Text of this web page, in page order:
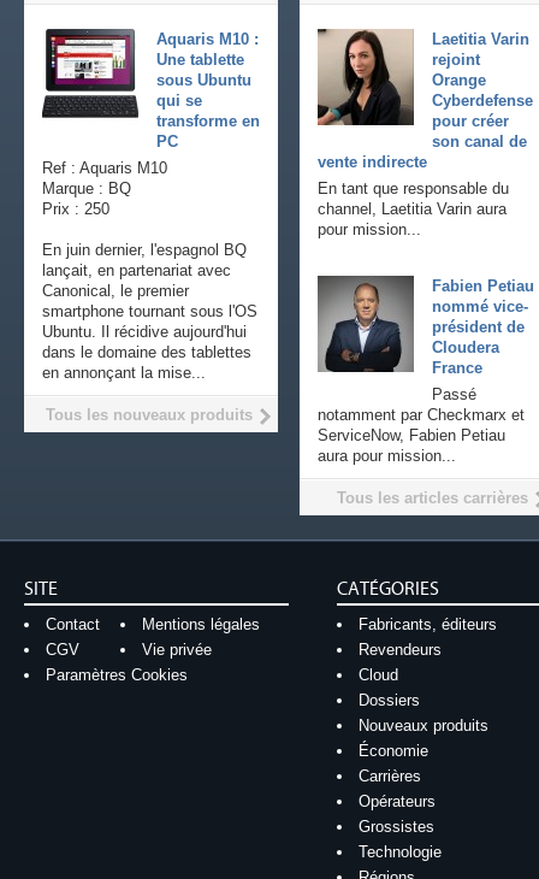
Laetitia Varin
rejoint
Orange
Cyberdefense
pour créer
son canal de
vente indirecte
En tant que responsable du
channel, Laetitia Varin aura
pour mission...
Fabien Petiau
nommé vice-
président de
Cloudera
France
Passé
notamment par Checkmarx et
ServiceNow, Fabien Petiau
aura pour mission...
Tous les articles carrières
Aquaris M10 :
Une tablette
sous Ubuntu
qui se
transforme en
PC
Ref : Aquaris M10
Marque : BQ
Prix : 250
En juin dernier, l'espagnol BQ
lançait, en partenariat avec
Canonical, le premier
smartphone tournant sous l'OS
Ubuntu. Il récidive aujourd'hui
dans le domaine des tablettes
en annonçant la mise...
Tous les nouveaux produits
SITE
Contact
Mentions légales
CGV
Vie privée
Paramètres Cookies
CATÉGORIES
Fabricants, éditeurs
Revendeurs
Cloud
Dossiers
Nouveaux produits
Économie
Carrières
Opérateurs
Grossistes
Technologie